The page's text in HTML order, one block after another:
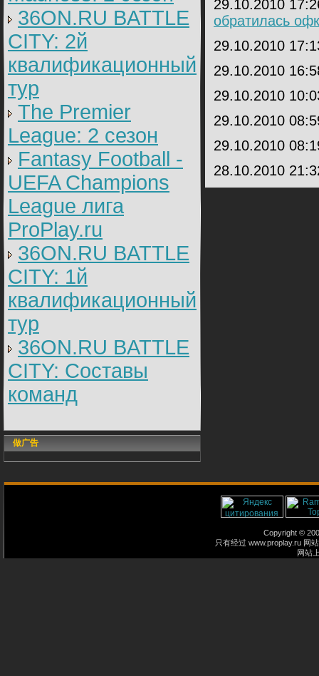
36ON.RU BATTLE
CITY: 2й
квалификационный
тур
The Premier
League: 2 cезон
Fantasy Football -
UEFA Champions
League лига
ProPlay.ru
36ON.RU BATTLE
CITY: 1й
квалификационный
тур
36ON.RU BATTLE
CITY: Составы
команд
做广告
29.10.2010
обратилась офк
29.10.2010
29.10.2010
29.10.2010
29.10.2010
29.10.2010
28.10.2010
Copyright ©
只有经过 www.proplay.ru 网
网站